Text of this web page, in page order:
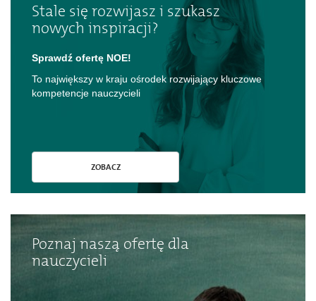
Stale się rozwijasz i szukasz
nowych inspiracji?
Sprawdź ofertę NOE!
To największy w kraju ośrodek rozwijający kluczowe
kompetencje nauczycieli
ZOBACZ
Poznaj naszą ofertę dla
nauczycieli